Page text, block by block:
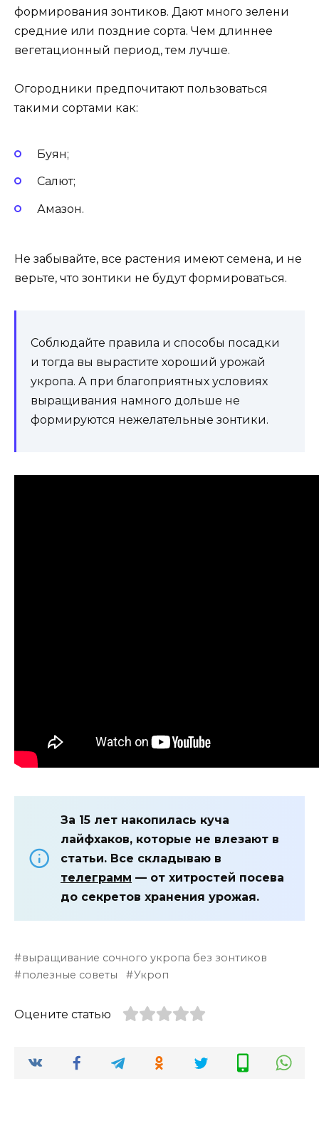
формирования зонтиков. Дают много зелени
средние или поздние сорта. Чем длиннее
вегетационный период, тем лучше.
Огородники предпочитают пользоваться
такими сортами как:
Буян;
Салют;
Амазон.
Не забывайте, все растения имеют семена, и не
верьте, что зонтики не будут формироваться.
Соблюдайте правила и способы посадки
и тогда вы вырастите хороший урожай
укропа. А при благоприятных условиях
выращивания намного дольше не
формируются нежелательные зонтики.
За 15 лет накопилась куча
лайфхаков, которые не влезают в
статьи. Все складываю в
телеграмм — от хитростей посева
до секретов хранения урожая.
выращивание сочного укропа без зонтиков
полезные советы
Укроп
Оцените статью